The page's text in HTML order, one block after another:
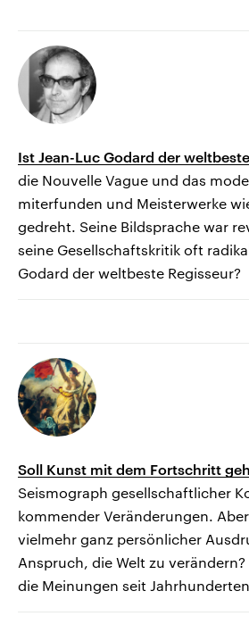
Ist Jean-Luc Godard der
die Nouvelle Vague und das
miterfunden und Meisterwerke
gedreht. Seine Bildsprache war
seine Gesellschaftskritik oft
Godard der weltbeste Regisseur?
Soll Kunst mit dem Fortschritt
Seismograph gesellschaftlicher
kommender Veränderungen.
vielmehr ganz persönlicher
Anspruch, die Welt zu
die Meinungen seit